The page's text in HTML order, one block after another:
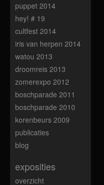
puppet 2014
hey! # 19
cultfest 2014
iris van herpen 2014
watou 2013
droomreis 2013
zomerexpo 2012
boschparade 2011
boschparade 2010
korenbeurs 2009
publicaties
blog
exposities
overzicht